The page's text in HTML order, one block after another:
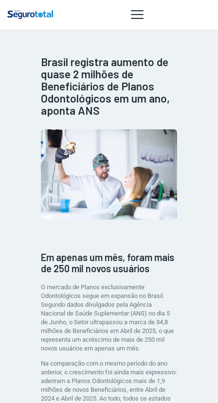
NOTÍCIAS
REVISTA
ESPECIAIS
GAIVOTA DE
ST SUMMIT
MULHERES
GESTORAS
HOMEST
HOME
Brasil registra aumento de
quase 2 milhões de
Beneficiários de Planos
Odontológicos em um ano,
aponta ANS
Em apenas um mês, foram mais
de 250 mil novos usuários
O mercado de Planos exclusivamente
Odontológicos segue em expansão no Brasil.
Segundo dados divulgados pela Agência
Nacional de Saúde Suplementar (ANS) no dia 5
de Junho, o Setor ultrapassou a marca de 34,8
milhões de Beneficiários em Abril de 2025, o que
representa um acréscimo de mais de 250 mil
novos usuários em apenas um mês.
Na comparação com o mesmo período do ano
anterior, o crescimento foi ainda mais expressivo:
aderiram a Planos Odontológicos mais de 1,9
milhões de novos Beneficiários, entre Abril de
2024 e Abril de 2025. Ao todo, todos os estados